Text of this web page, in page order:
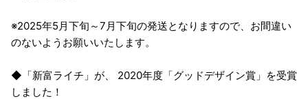
※2025年5月下旬～7月下旬の発送となりますので、お間違い
のないようお願いいたします。
◆「新富ライチ」が、 2020年度「グッドデザイン賞」を受賞
しました！